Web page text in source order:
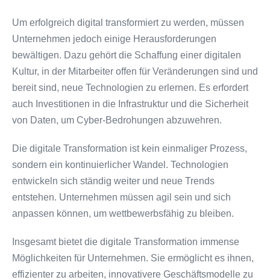
Um erfolgreich digital transformiert zu werden, müssen
Unternehmen jedoch einige Herausforderungen
bewältigen. Dazu gehört die Schaffung einer digitalen
Kultur, in der Mitarbeiter offen für Veränderungen sind und
bereit sind, neue Technologien zu erlernen. Es erfordert
auch Investitionen in die Infrastruktur und die Sicherheit
von Daten, um Cyber-Bedrohungen abzuwehren.
Die digitale Transformation ist kein einmaliger Prozess,
sondern ein kontinuierlicher Wandel. Technologien
entwickeln sich ständig weiter und neue Trends
entstehen. Unternehmen müssen agil sein und sich
anpassen können, um wettbewerbsfähig zu bleiben.
Insgesamt bietet die digitale Transformation immense
Möglichkeiten für Unternehmen. Sie ermöglicht es ihnen,
effizienter zu arbeiten, innovativere Geschäftsmodelle zu